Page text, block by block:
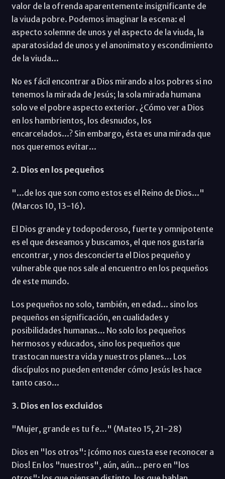
valor de la ofrenda aparentemente insignificante de
la viuda pobre. Podemos imaginar la escena: el
aspecto solemne de unos y el aspecto de la viuda, la
aparatosidad de unos y el anonimato y escondimiento
de la viuda...
No es fácil encontrar a Dios mirando a los pobres si no
tenemos la mirada de Jesús; la sola mirada humana
solo ve el pobre aspecto exterior. ¿Cómo ver a Dios
en los hambrientos, los desnudos, los
encarcelados...? Sin embargo, ésta es una mirada que
nos queremos evitar...
2. Dios en los pequeños
"...de los que son como estos es el Reino de Dios..."
(Marcos 10, 13-16).
El Dios grande y todopoderoso, fuerte y omnipotente
es el que deseamos y buscamos, el que nos gustaría
encontrar, y nos desconcierta el Dios pequeño y
vulnerable que nos sale al encuentro en los pequeños
de este mundo.
Los pequeños no solo, también, en edad... sino los
pequeños en significación, en cualidades y
posibilidades humanas... No solo los pequeños
hermosos y educados, sino los pequeños que
trastocan nuestra vida y nuestros planes... Los
discípulos no pueden entender cómo Jesús les hace
tanto caso...
3. Dios en los excluidos
"Mujer, grande es tu fe..." (Mateo 15, 21-28)
Dios en "los otros": ¡cómo nos cuesta ese reconocer a
Dios! En los "nuestros", aún, aún... pero en "los